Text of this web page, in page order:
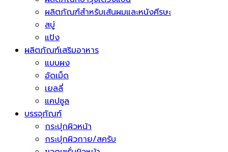
ผลิตภัณฑ์สำหรับเส้นผมและหนังศีรษะ
สบู่
แป้ง
ผลิตภัณฑ์เสริมอาหาร
แบบผง
อัดเม็ด
เยลลี่
แคปซูล
บรรจุภัณฑ์
กระปุกผิวหน้า
กระปุกผิวกาย/สครับ